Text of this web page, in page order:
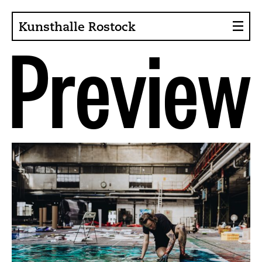
Kunsthalle Rostock
About the Art Hall
Collection
Contact persons
Sponsors, Projects
Presse
Café, Bistro
Current issues
News
Preview